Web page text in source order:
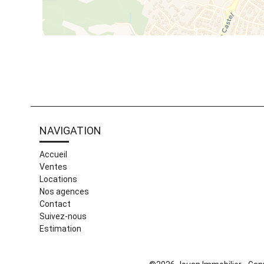
NAVIGATION
Accueil
Ventes
Locations
Nos agences
Contact
Suivez-nous
Estimation